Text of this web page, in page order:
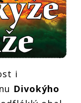
i
Divokýho